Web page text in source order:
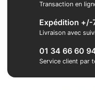
Transaction en
Expédition +/-
Livraison avec
01 34 66 60
Service client par